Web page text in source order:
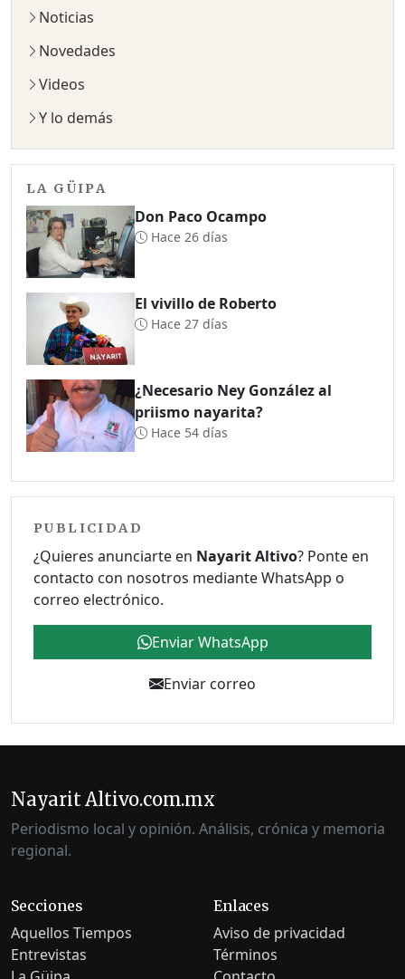
Noticias
Novedades
Videos
Y lo demás
LA GÜIPA
Don Paco Ocampo
Hace 26 días
El vivillo de Roberto
Hace 27 días
¿Necesario Ney González al
priismo nayarita?
Hace 54 días
PUBLICIDAD
¿Quieres anunciarte en Nayarit Altivo? Ponte en
contacto con nosotros mediante WhatsApp o
correo electrónico.
Enviar WhatsApp
Enviar correo
Nayarit Altivo.com.mx
Periodismo local y opinión. Análisis, crónica y memoria
regional.
Secciones
Aquellos Tiempos
Entrevistas
Enlaces
Aviso de privacidad
Términos